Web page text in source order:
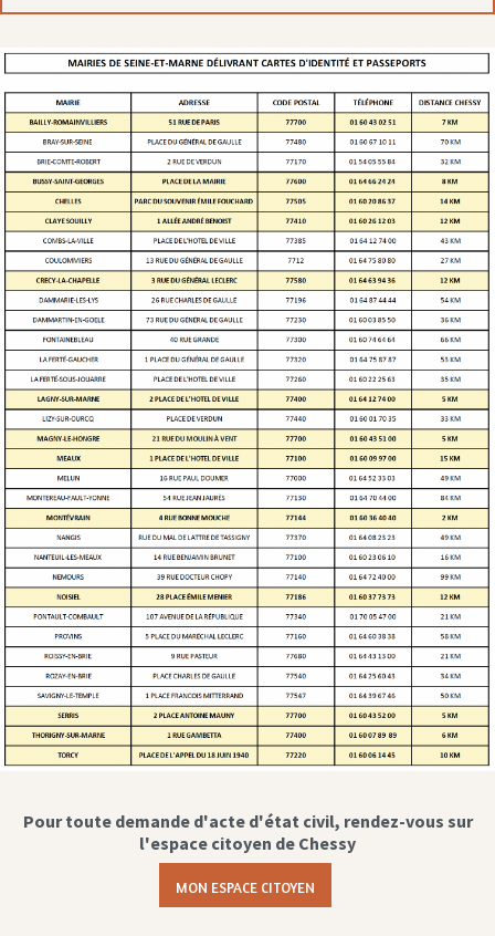
Pour toute demande d'acte d'état civil, rendez-vous sur
l'espace citoyen de Chessy
MON ESPACE CITOYEN